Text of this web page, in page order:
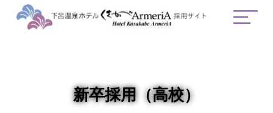
新卒採用（高校）